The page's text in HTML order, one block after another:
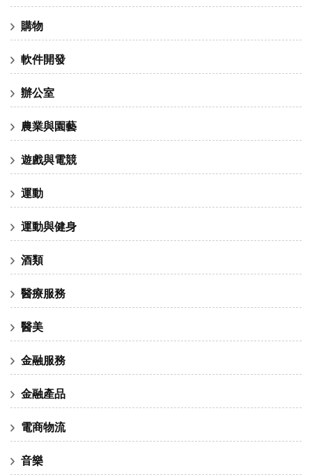
購物
軟件開發
辦公室
農業與園藝
遊戲與電競
運動
運動與健身
酒類
醫療服務
醫美
金融服務
金融產品
電商物流
音樂